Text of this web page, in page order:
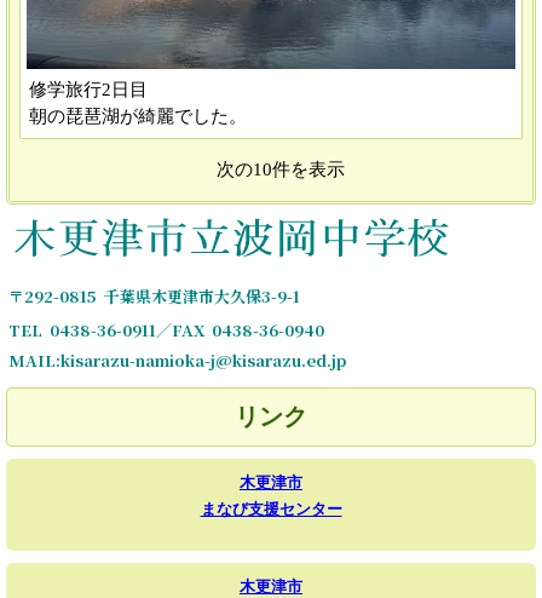
修学旅行2日目
朝の琵琶湖が綺麗でした。
次の10件を表示
〒292-0815 千葉県木更津市大久保3-9-1
TEL 0438-36-0911／FAX 0438-36-0940
MAIL:kisarazu-namioka-j@kisarazu.ed.jp
リンク
木更津市
まなび支援センター
木更津市